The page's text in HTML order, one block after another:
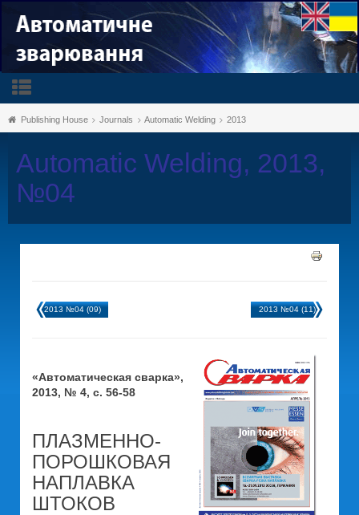
Publishing House Journals Automatic Welding 2013
Automatic Welding, 2013,
№04
2013 №04 (09) 2013 №04 (11)
«Автоматическая сварка»,
2013, № 4, с. 56-58
ПЛАЗМЕННО-
ПОРОШКОВАЯ
НАПЛАВКА
ШТОКОВ